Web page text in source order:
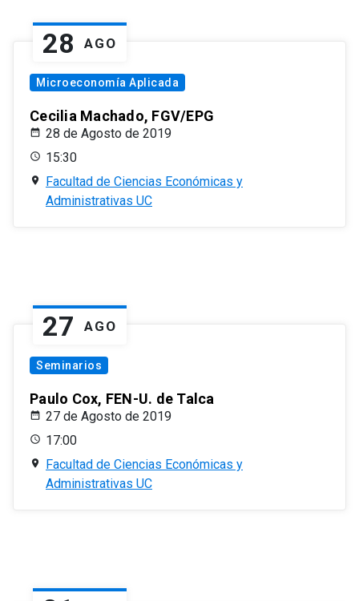
28 AGO
Microeconomía Aplicada
Cecilia Machado, FGV/EPG
28 de Agosto de 2019
15:30
Facultad de Ciencias Económicas y
Administrativas UC
27 AGO
Seminarios
Paulo Cox, FEN-U. de Talca
27 de Agosto de 2019
17:00
Facultad de Ciencias Económicas y
Administrativas UC